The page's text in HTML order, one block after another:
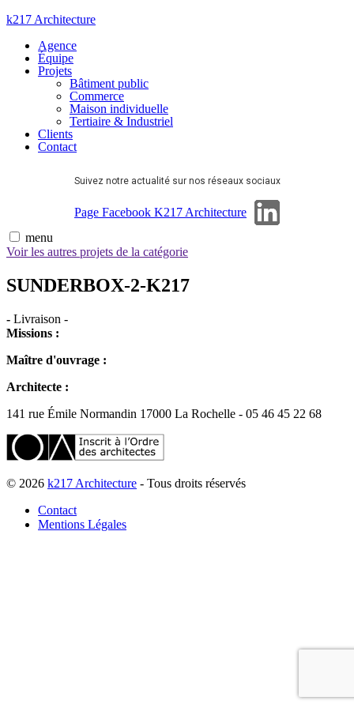
Aller
contenu
k217 Architecture
Agence
Équipe
Projets
Bâtiment public
Commerce
Maison individuelle
Tertiaire & Industriel
Clients
Contact
Suivez notre actualité sur nos réseaux sociaux
Page Facebook K217 Architecture
menu
Voir les autres projets de la catégorie
SUNDERBOX-2-K217
- Livraison -
Missions :
Maître d'ouvrage :
Architecte :
141 rue Émile Normandin 17000 La Rochelle - 05 46 45 22 68
© 2026 k217 Architecture - Tous droits réservés
Contact
Mentions Légales